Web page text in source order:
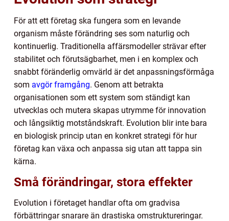
För att ett företag ska fungera som en levande
organism måste förändring ses som naturlig och
kontinuerlig. Traditionella affärsmodeller strävar efter
stabilitet och förutsägbarhet, men i en komplex och
snabbt föränderlig omvärld är det anpassningsförmåga
som avgör framgång. Genom att betrakta
organisationen som ett system som ständigt kan
utvecklas och mutera skapas utrymme för innovation
och långsiktig motståndskraft. Evolution blir inte bara
en biologisk princip utan en konkret strategi för hur
företag kan växa och anpassa sig utan att tappa sin
kärna.
Små förändringar, stora effekter
Evolution i företaget handlar ofta om gradvisa
förbättringar snarare än drastiska omstruktureringar.